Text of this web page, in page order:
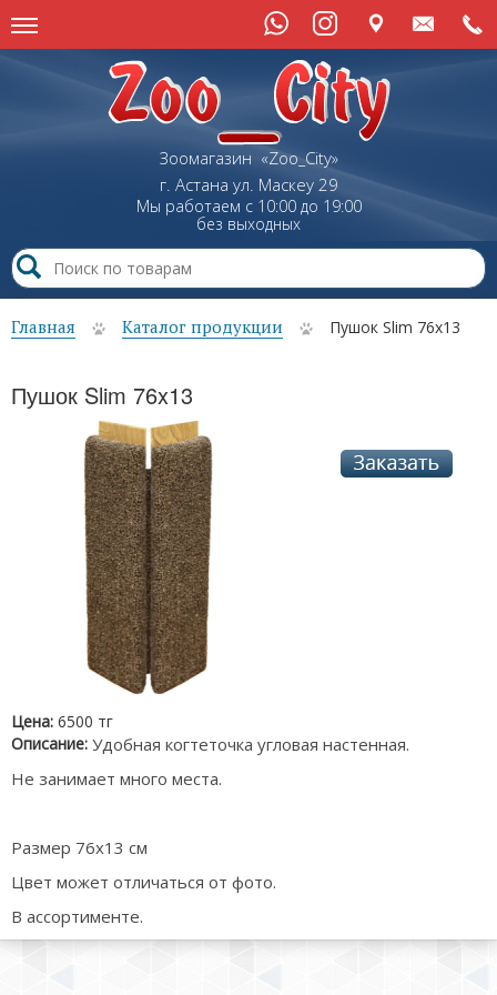
Зоомагазин «Zoo_City»
г. Астана ул. Маскеу29
Мы работаем с 10:00 до 19:00
без выходных
Главная Каталог продукции Пушок Slim 76x13
Пушок Slim 76x13
Цена: 6500 тг
Описание: Удобная когтеточка угловая настенная.
Не занимает много места.
Размер 76x13 см
Цвет может отличаться от фото.
В ассортименте.